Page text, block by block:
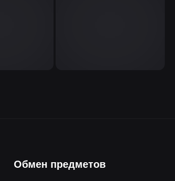
Обмен предметов